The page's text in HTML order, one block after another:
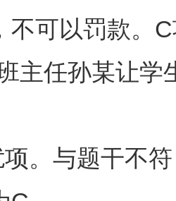
不可以罚款。
主任孙某让学
。与题干不